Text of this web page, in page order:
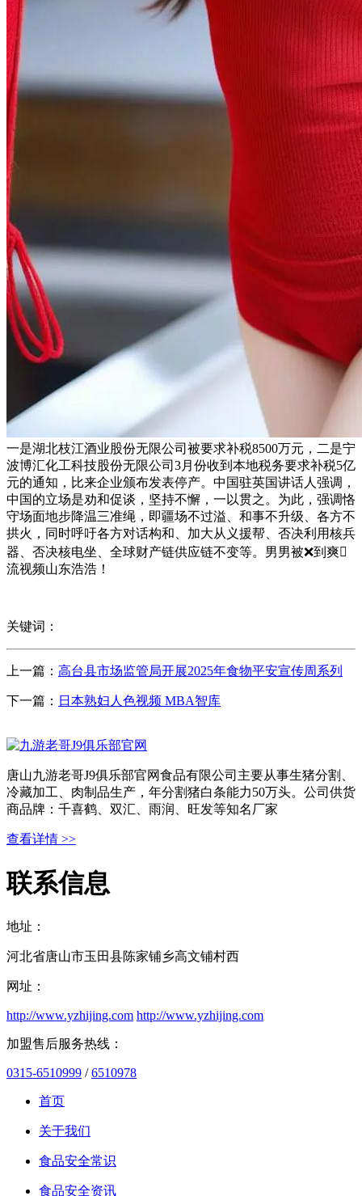
一是湖北枝江酒业股份无限公司被要求补税8500万元，二是宁
波博汇化工科技股份无限公司3月份收到本地税务要求补税5亿
元的通知，比来企业颁布发表停产。中国驻英国讲话人强调，
中国的立场是劝和促谈，坚持不懈，一以贯之。为此，强调恪
守场面地步降温三准绳，即疆场不过溢、和事不升级、各方不
拱火，同时呼吁各方对话构和、加大从义援帮、否决利用核兵
器、否决核电坐、全球财产链供应链不变等。男男被❌到爽
流视频山东浩浩！
关键词：
上一篇： 高台县市场监管局开展2025年食物平安宣传周系列
下一篇： 日本熟妇人色视频 MBA智库
唐山九游老哥J9俱乐部官网食品有限公司主要从事生猪分割、
冷藏加工、肉制品生产，年分割猪白条能力50万头。公司供货
商品牌：千喜鹤、双汇、雨润、旺发等知名厂家
查看详情 >>
联系信息
地址：
河北省唐山市玉田县陈家铺乡高文铺村西
网址：
http://www.yzhijing.com http://www.yzhijing.com
加盟售后服务热线：
0315-6510999 /6510978
首页
关于我们
食品安全常识
食品安全资讯